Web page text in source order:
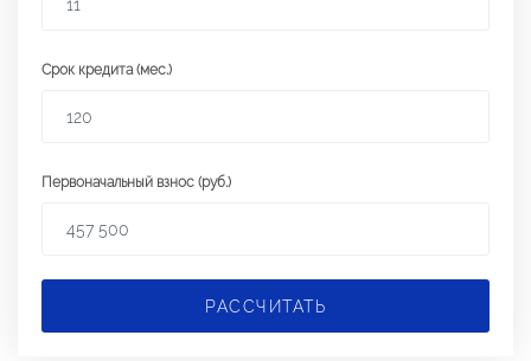
Срок кредита (мес.)
Первоначальный взнос (руб.)
РАССЧИТАТЬ